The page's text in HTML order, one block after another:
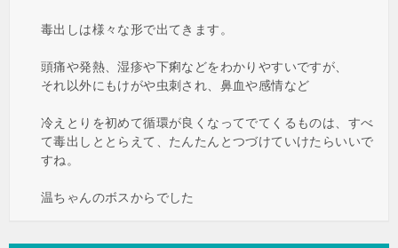
毒出しは様々な形で出てきます。
頭痛や発熱、湿疹や下痢などをわかりやすいですが、
それ以外にもけがや虫刺され、鼻血や感情など
冷えとりを初めて循環が良くなってでてくるものは、すべ
て毒出しととらえて、たんたんとつづけていけたらいいで
すね。
温ちゃんのボスからでした